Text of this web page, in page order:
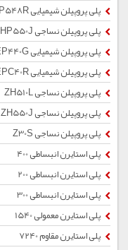
پلی پروپیلن شیمیایی EP548R
پلی پروپیلن نساجی HP550J
پلی پروپیلن شیمیایی EP440G
پلی پروپیلن شیمیایی EPC40R
پلی پروپیلن نساجی ZH510L
پلی پروپیلن نساجی ZH550J
پلی پروپیلن نساجی Z30S
پلی استایرن انبساطی 400
پلی استایرن انبساطی 200
پلی استایرن انبساطی 300
پلی استایرن معمولی 1540
پلی استایرن مقاوم 7240